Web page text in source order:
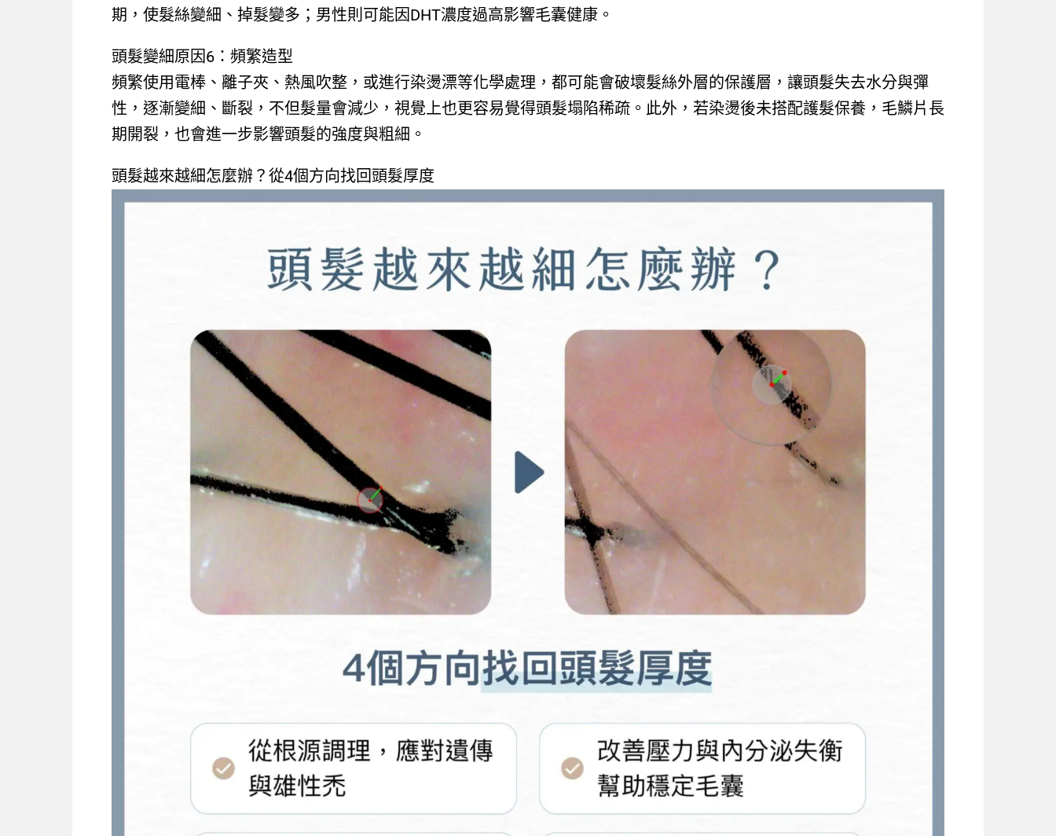
期，使髮絲變細、掉髮變多；男性則可能因DHT濃度過高影響毛囊健康。
頭髮變細原因6：頻繁造型
頻繁使用電棒、離子夾、熱風吹整，或進行染燙漂等化學處理，都可能會破壞髮絲外層的保護層，讓頭髮失去水分與彈
性，逐漸變細、斷裂，不但髮量會減少，視覺上也更容易覺得頭髮塌陷稀疏。此外，若染燙後未搭配護髮保養，毛鱗片長
期開裂，也會進一步影響頭髮的強度與粗細。
頭髮越來越細怎麼辦？從4個方向找回頭髮厚度